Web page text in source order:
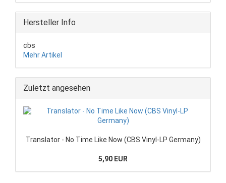
Hersteller Info
cbs
Mehr Artikel
Zuletzt angesehen
Translator - No Time Like Now (CBS Vinyl-LP Germany)
5,90 EUR